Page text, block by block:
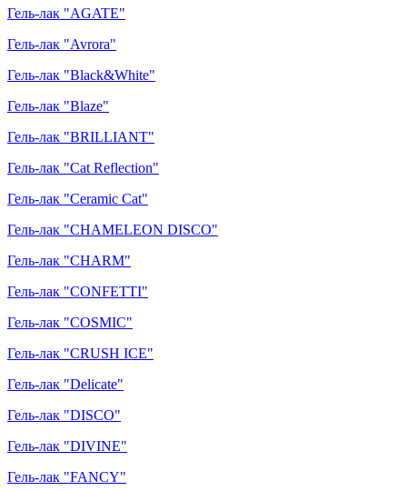
Гель-лак "AGATE"
Гель-лак "Avrora"
Гель-лак "Black&White"
Гель-лак "Blaze"
Гель-лак "BRILLIANT"
Гель-лак "Cat Reflection"
Гель-лак "Ceramic Cat"
Гель-лак "CHAMELEON DISCO"
Гель-лак "CHARM"
Гель-лак "CONFETTI"
Гель-лак "COSMIC"
Гель-лак "CRUSH ICE"
Гель-лак "Delicate"
Гель-лак "DISCO"
Гель-лак "DIVINE"
Гель-лак "FANCY"